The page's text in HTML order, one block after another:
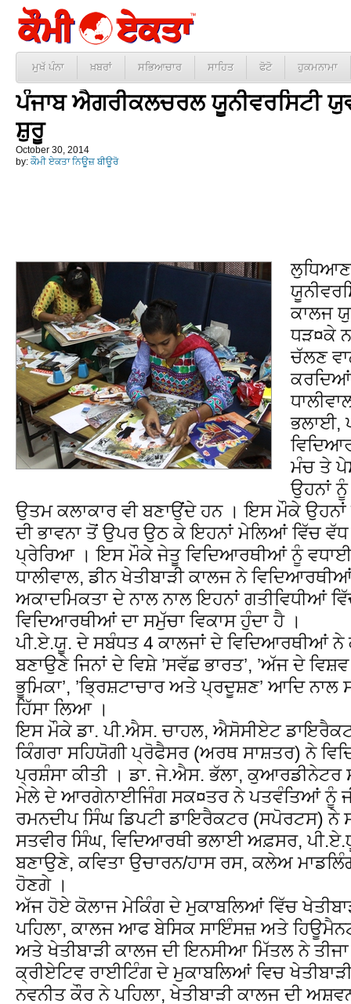
ਮੁਖੱ ਪੰਨਾ ਖ਼ਬਰਾਂ ਸਭਿਆਚਾਰ ਸਾਹਿਤ ਫੋਟੋ ਹੁਕਮਨਾਮਾ
ਪੰਜਾਬ ਐਗਰੀਕਲਚਰਲ ਯੂਨੀਵਰਸਿਟੀ
ਸ਼ੁਰੂ
October 30, 2014
by: ਕੌਮੀ ਏਕਤਾ ਨਿਊਜ਼ ਬੀਊਰੋ
ਕਾਲਜ
ਧੜ¤ਕੇ
ਚੱਲਣ
ਕਰਦਿਆਂ
ਭਲਾਈ,
ਮੰਚ ਤੇ
ਉਹਨਾਂ
ਉਤਮ ਕਲਾਕਾਰ ਵੀ ਬਣਾਉਂਦੇ ਹਨ । ਇਸ ਮੌਕੇ
ਦੀ ਭਾਵਨਾ ਤੋਂ ਉਪਰ ਉਠ ਕੇ ਇਹਨਾਂ ਮੇਲਿਆਂ ਵਿੱਚ
ਪ੍ਰੇਰਿਆ । ਇਸ ਮੌਕੇ ਜੇਤੂ ਵਿਦਿਆਰਥੀਆਂ ਨੂੰ
ਧਾਲੀਵਾਲ, ਡੀਨ ਖੇਤੀਬਾੜੀ ਕਾਲਜ ਨੇ
ਅਕਾਦਮਿਕਤਾ ਦੇ ਨਾਲ ਨਾਲ ਇਹਨਾਂ ਗਤੀਵਿਧੀਆਂ
ਵਿਦਿਆਰਥੀਆਂ ਦਾ ਸਮੁੱਚਾ ਵਿਕਾਸ ਹੁੰਦਾ ਹੈ ।
ਪੀ.ਏ.ਯੂ. ਦੇ ਸਬੰਧਤ 4 ਕਾਲਜਾਂ ਦੇ ਵਿਦਿਆਰਥੀਆਂ
ਬਣਾਉਣੇ ਜਿਨਾਂ ਦੇ ਵਿਸ਼ੇ ’ਸਵੱਛ ਭਾਰਤ’, ’ਅੱਜ ਦੇ
ਭੂਮਿਕਾ’, ’ਭ੍ਰਿਸ਼ਟਾਚਾਰ ਅਤੇ ਪ੍ਰਦੂਸ਼ਣ’ ਆਦਿ
ਹਿੱਸਾ ਲਿਆ ।
ਇਸ ਮੌਕੇ ਡਾ. ਪੀ.ਐਸ. ਚਾਹਲ, ਐਸੋਸੀਏਟ
ਕਿੰਗਰਾ ਸਹਿਯੋਗੀ ਪ੍ਰੋਫੈਸਰ (ਅਰਥ ਸਾਸ਼ਤਰ) ਨੇ
ਪ੍ਰਸ਼ੰਸਾ ਕੀਤੀ । ਡਾ. ਜੇ.ਐਸ. ਭੱਲਾ,
ਮੇਲੇ ਦੇ ਆਰਗੇਨਾਈਜਿੰਗ ਸਕ¤ਤਰ ਨੇ ਪਤਵੰਤਿਆਂ ਨੂੰ
ਰਮਨਦੀਪ ਸਿੰਘ ਡਿਪਟੀ ਡਾਇਰੈਕਟਰ (ਸਪੋਰਟਸ) ਨੇ
ਸਤਵੀਰ ਸਿੰਘ, ਵਿਦਿਆਰਥੀ ਭਲਾਈ ਅਫ਼ਸਰ,
ਬਣਾਉਣੇ, ਕਵਿਤਾ ਉਚਾਰਨ/ਹਾਸ ਰਸ, ਕਲੇਅ
ਹੋਣਗੇ ।
ਅੱਜ ਹੋਏ ਕੋਲਾਜ ਮੇਕਿੰਗ ਦੇ ਮੁਕਾਬਲਿਆਂ ਵਿੱਚ
ਪਹਿਲਾ, ਕਾਲਜ ਆਫ ਬੇਸਿਕ ਸਾਇੰਸਜ਼ ਅਤੇ
ਅਤੇ ਖੇਤੀਬਾੜੀ ਕਾਲਜ ਦੀ ਇਨਸੀਆ ਮਿੱਤਲ ਨੇ ਤੀਜਾ
ਕ੍ਰੀਏਟਿਵ ਰਾਈਟਿੰਗ ਦੇ ਮੁਕਾਬਲਿਆਂ ਵਿਚ
ਨਵਨੀਤ ਕੌਰ ਨੇ ਪਹਿਲਾ, ਖੇਤੀਬਾੜੀ ਕਾਲਜ ਦੀ